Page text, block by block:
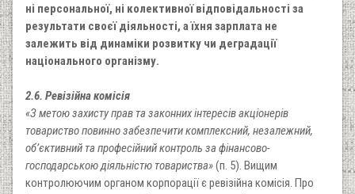
ні персональної, ні колективної відповідальності за
результати своєї діяльності, а їхня зарплата не
залежить від динаміки розвитку чи деградації
національного організму.
2.6. Ревізійна комісія
«З метою захисту прав та законних інтересів акціонерів
товариство повинно забезпечити комплексний, незалежний,
об’єктивний та професійний контроль за фінансово-
господарською діяльністю товариства»(п. 5). Вищим
контролюючим органом корпорації є ревізійна комісія. Про